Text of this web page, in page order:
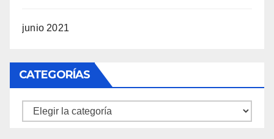
junio 2021
CATEGORÍAS
Categorías